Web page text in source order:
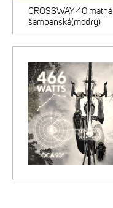
CROSSWAY 40 matná
šampanská(modrý)